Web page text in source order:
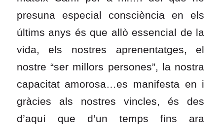
presuna especial consciència en els
últims anys és que allò essencial de la
vida, els nostres aprenentatges, el
nostre “ser millors persones”, la nostra
capacitat amorosa…es manifesta en i
gràcies als nostres vincles, és des
d’aquí que d’un temps fins ara